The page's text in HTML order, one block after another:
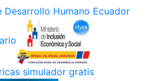
Desarrollo Humano Ecuador
simulador gratis